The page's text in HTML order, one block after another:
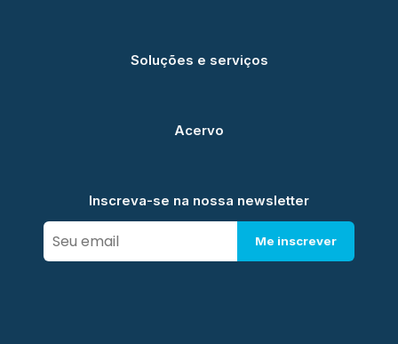
Soluções e serviços
Acervo
Inscreva-se na nossa newsletter
Me inscrever